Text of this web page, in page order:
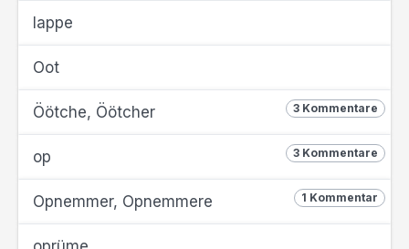
lappe
Oot
3 Kommentare
Öötche, Öötcher
3 Kommentare
op
1 Kommentar
Opnemmer, Opnemmere